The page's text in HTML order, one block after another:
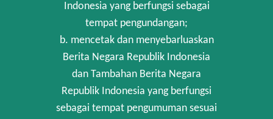
Indonesia yang berfungsi sebagai
tempat pengundangan;
b. mencetak dan menyebarluaskan
Berita Negara Republik Indonesia
dan Tambahan Berita Negara
Republik Indonesia yang berfungsi
sebagai tempat pengumuman sesuai